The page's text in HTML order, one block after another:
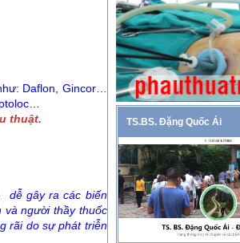
Daflon, Gincor…
thuật.
gây ra các biến
người thầy thuốc
rãi do sự phát triễn
TS.BS. Đặng Quốc Ái